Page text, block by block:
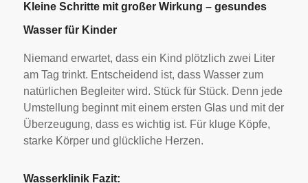
Kleine Schritte mit großer Wirkung – gesundes
Wasser für Kinder
Niemand erwartet, dass ein Kind plötzlich zwei Liter
am Tag trinkt. Entscheidend ist, dass Wasser zum
natürlichen Begleiter wird. Stück für Stück. Denn jede
Umstellung beginnt mit einem ersten Glas und mit der
Überzeugung, dass es wichtig ist. Für kluge Köpfe,
starke Körper und glückliche Herzen.
Wasserklinik Fazit: